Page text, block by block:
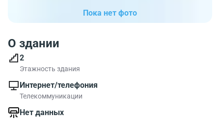
Пока нет фото
О здании
2
Этажность здания
Интернет/телефония
Телекоммуникации
Нет данных